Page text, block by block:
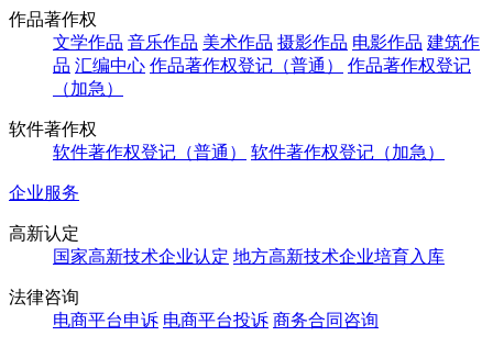
作品著作权
文学作品 音乐作品 美术作品 摄影作品 电影作品 建筑作
品 汇编中心 作品著作权登记（普通）
作品著作权登记
（加急）
软件著作权
软件著作权登记（普通）
软件著作权登记（加急）
企业服务
高新认定
国家高新技术企业认定 地方高新技术企业培育入库
法律咨询
电商平台申诉 电商平台投诉 商务合同咨询